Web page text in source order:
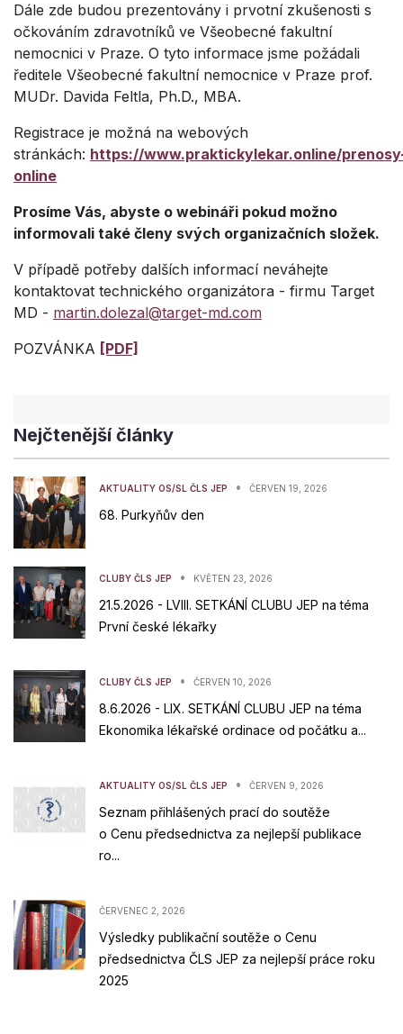
Dále zde budou prezentovány i prvotní zkušenosti s
očkováním zdravotníků ve Všeobecné fakultní
nemocnici v Praze. O tyto informace jsme požádali
ředitele Všeobecné fakultní nemocnice v Praze prof.
MUDr. Davida Feltla, Ph.D., MBA.
Registrace je možná na webových
stránkách: https://www.praktickylekar.online/
online
Prosíme Vás, abyste o webináři pokud možno
informovali také členy svých organizačních složek.
V případě potřeby dalších informací neváhejte
kontaktovat technického organizátora - firmu Target
MD - martin.dolezal@target-md.com
POZVÁNKA [PDF]
Nejčtenější články
AKTUALITY OS/SL ČLS JEP • ČERVEN 19, 2026
68. Purkyňův den
CLUBY ČLS JEP • KVĚTEN 23, 2026
21.5.2026 - LVIII. SETKÁNÍ CLUBU JEP na téma
První české lékařky
CLUBY ČLS JEP • ČERVEN 10, 2026
8.6.2026 - LIX. SETKÁNÍ CLUBU JEP na téma
Ekonomika lékařské ordinace od počátku a...
AKTUALITY OS/SL ČLS JEP • ČERVEN 9, 2026
Seznam přihlášených prací do soutěže
o Cenu předsednictva za nejlepší publikace
ro...
ČERVENEC 2, 2026
Výsledky publikační soutěže o Cenu
předsednictva ČLS JEP za nejlepší práce roku
2025